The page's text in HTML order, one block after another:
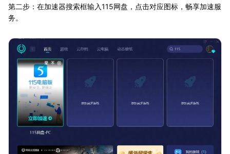
第二步：在加速器搜索框输入115网盘，点击对应图标，畅享加速服
务。